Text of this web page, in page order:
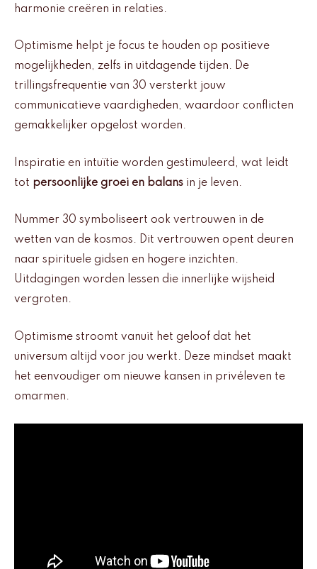
harmonie creëren in relaties.
Optimisme helpt je focus te houden op positieve
mogelijkheden, zelfs in uitdagende tijden. De
trillingsfrequentie van 30 versterkt jouw
communicatieve vaardigheden, waardoor conflicten
gemakkelijker opgelost worden.
Inspiratie en intuïtie worden gestimuleerd, wat leidt
tot persoonlijke groei en balans in je leven.
Nummer 30 symboliseert ook vertrouwen in de
wetten van de kosmos. Dit vertrouwen opent deuren
naar spirituele gidsen en hogere inzichten.
Uitdagingen worden lessen die innerlijke wijsheid
vergroten.
Optimisme stroomt vanuit het geloof dat het
universum altijd voor jou werkt. Deze mindset maakt
het eenvoudiger om nieuwe kansen in privéleven te
omarmen.